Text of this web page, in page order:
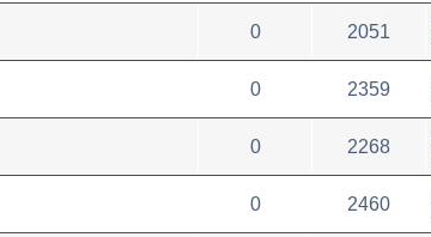
0 2051
0 2359
0 2268
0 2460